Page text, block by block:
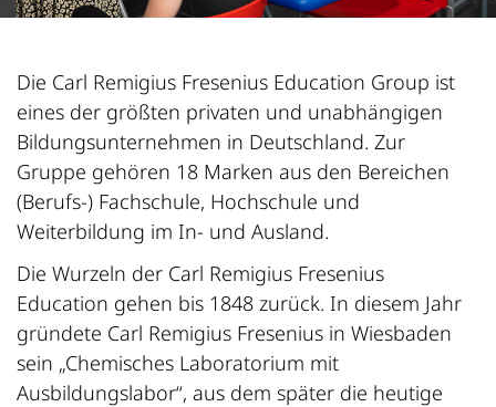
Die Carl Remigius Fresenius Education Group ist
eines der größten privaten und unabhängigen
Bildungsunternehmen in Deutschland. Zur
Gruppe gehören 18 Marken aus den Bereichen
(Berufs-) Fachschule, Hochschule und
Weiterbildung im In- und Ausland.
Die Wurzeln der Carl Remigius Fresenius
Education gehen bis 1848 zurück. In diesem Jahr
gründete Carl Remigius Fresenius in Wiesbaden
sein „Chemisches Laboratorium mit
Ausbildungslabor“, aus dem später die heutige